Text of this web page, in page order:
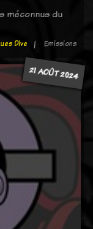
méconnus du
Dive Emissions
21 AOÛT 2024